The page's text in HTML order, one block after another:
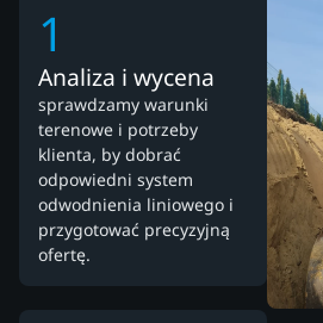
1
Analiza i wycena
sprawdzamy warunki
terenowe i potrzeby
klienta, by dobrać
odpowiedni system
odwodnienia liniowego i
przygotować precyzyjną
ofertę.